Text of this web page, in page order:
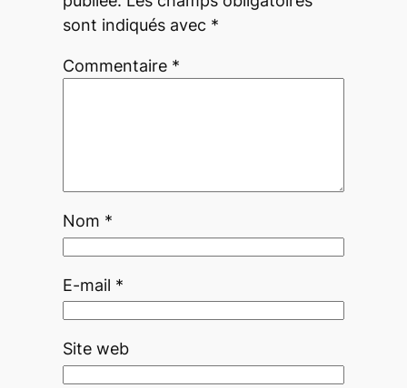
sont indiqués avec *
Commentaire *
Nom *
E-mail *
Site web